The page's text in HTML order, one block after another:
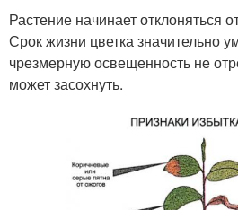
Растение начинает отклоняться
Срок жизни цветка значительно
чрезмерную освещенность не
может засохнуть.